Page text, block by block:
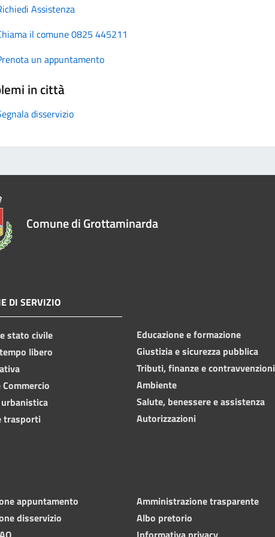
Assistenza
il comune 0825 445211
un appuntamento
in città
disservizio
Comune di Grottaminarda
DI SERVIZIO
stato civile
libero
trasporti
Educazione e formazione
Giustizia e sicurezza pubblica
Tributi, finanze e contravvenzioni
Ambiente
Salute, benessere e assistenza
Autorizzazioni
appuntamento
disservizio
Amministrazione trasparente
Albo pretorio